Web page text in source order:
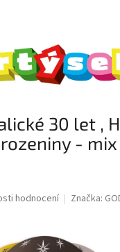
30 let ,
-
hodnocení Značka: